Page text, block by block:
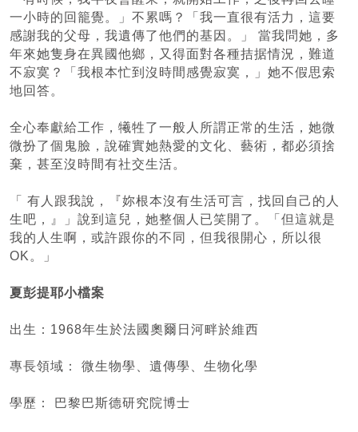
一小時的回籠覺。」不累嗎？「我一直很有活力，這要
感謝我的父母，我遺傳了他們的基因。」 當我問她，多
年來她隻身在異國他鄉，又得面對各種拮据情況，難道
不寂寞？「我根本忙到沒時間感覺寂寞，」她不假思索
地回答。
全心奉獻給工作，犧牲了一般人所謂正常的生活，她微
微扮了個鬼臉，說確實她熱愛的文化、藝術，都必須捨
棄，甚至沒時間有社交生活。
「 有人跟我說，『妳根本沒有生活可言，找回自己的人
生吧，』」說到這兒，她整個人已笑開了。「但這就是
我的人生啊，或許跟你的不同，但我很開心，所以很
OK。」
夏彭提耶小檔案
出生：1968年生於法國奧爾日河畔於維西
專長領域： 微生物學、遺傳學、生物化學
學歷： 巴黎巴斯德研究院博士